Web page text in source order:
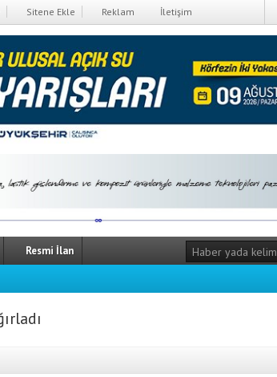
Sitene Ekle Reklam İletişim
Resmi İlan